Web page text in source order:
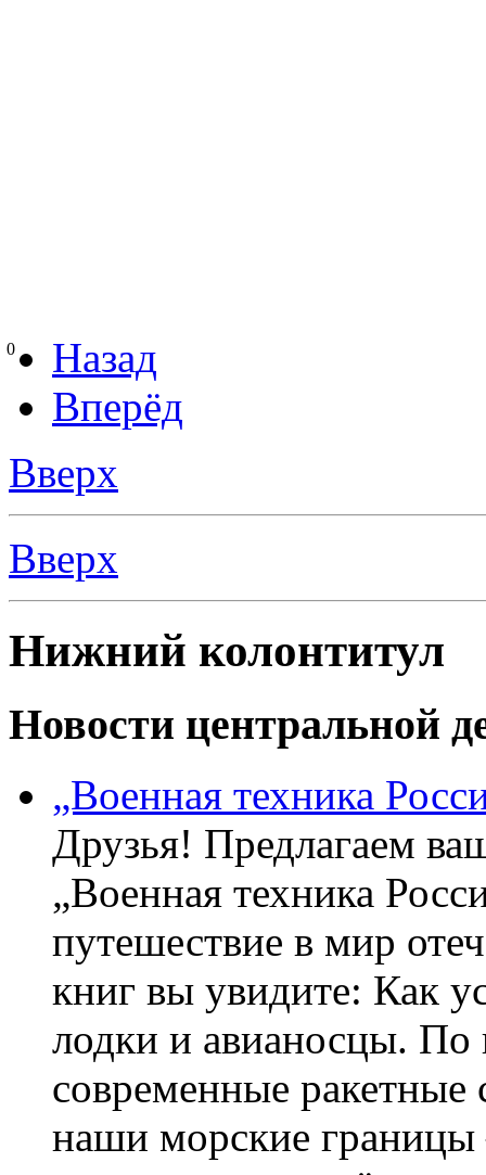
0
Назад
Вперёд
Вверх
Вверх
Нижний колонтитул
Новости центральной
„Военная техника
Друзья! Предлагаем
„Военная техника
путешествие в мир
книг вы увидите: Как
лодки и авианосцы.
современные ракетные
наши морские